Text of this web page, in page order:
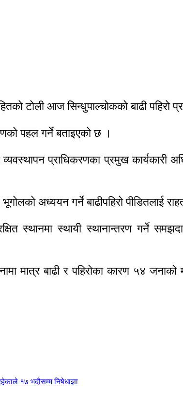
टोली आज सिन्धुपाल्चोकको बाढी पहिरो
पहल गर्ने बताइएको छ ।
प्राधिकरणका प्रमुख कार्यकारी
अध्ययन गर्ने बाढीपहिरो पीडितलाई
स्थानमा स्थायी स्थानान्तरण गर्ने
मात्र बाढी र पहिरोका कारण ५४
१७ भदौसम्म निषेधाज्ञा